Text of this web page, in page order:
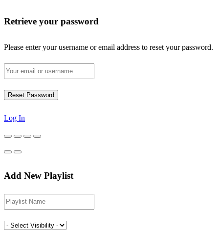
Retrieve your password
Please enter your username or email address to reset your password.
Log In
Add New Playlist